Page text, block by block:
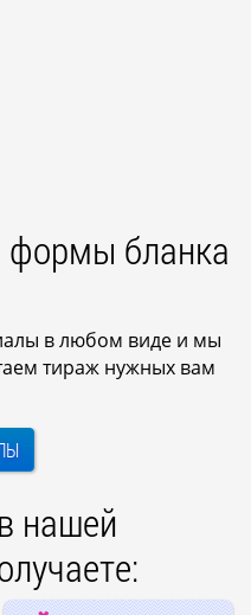
бланка
в любом виде и мы
тираж нужных вам
нашей